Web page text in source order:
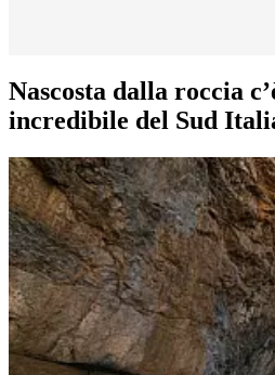
Nascosta dalla roccia
incredibile del Sud